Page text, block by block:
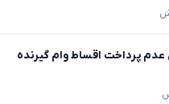
پرداخت اقساط وام گیرنده